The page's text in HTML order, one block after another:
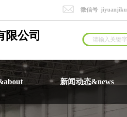
微信号 jiyuanjiku
限公司
新闻动态&news